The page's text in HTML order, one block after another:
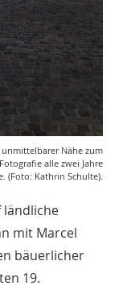
Nähe zum
alle zwei Jahre
(Foto: Kathrin Schulte).
ländliche
mit Marcel
bäuerlicher
19.